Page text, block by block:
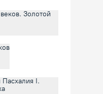
Золотой
I.